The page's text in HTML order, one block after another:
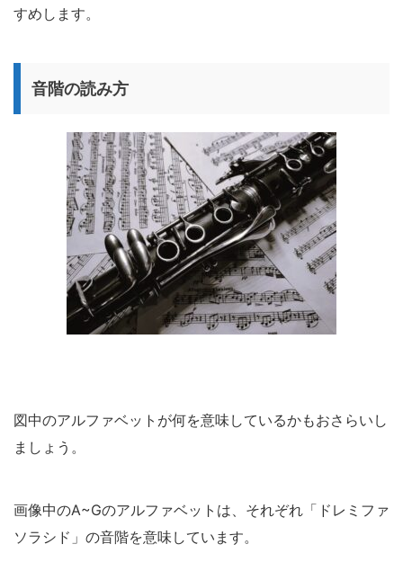
すめします。
音階の読み方
図中のアルファベットが何を意味しているかもおさらいし
ましょう。
画像中のA~Gのアルファベットは、それぞれ「ドレミファ
ソラシド」の音階を意味しています。